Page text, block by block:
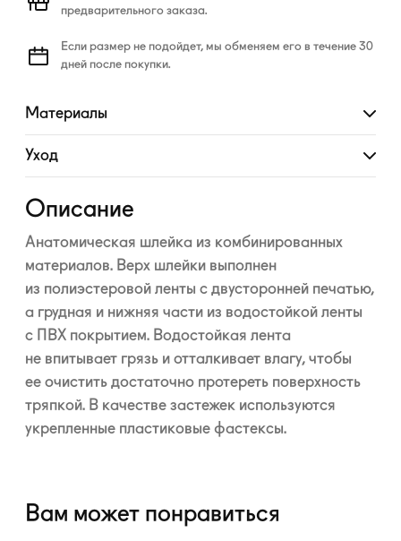
предварительного заказа.
Если размер не подойдет, мы обменяем его в течение 30
дней после покупки.
Материалы
Развернуть
Уход
Развернуть
Описание
Анатомическая шлейка из комбинированных
материалов. Верх шлейки выполнен
из полиэстеровой ленты с двусторонней печатью,
а грудная и нижняя части из водостойкой ленты
с ПВХ покрытием. Водостойкая лента
не впитывает грязь и отталкивает влагу, чтобы
ее очистить достаточно протереть поверхность
тряпкой. В качестве застежек используются
укрепленные пластиковые фастексы.
Вам может понравиться